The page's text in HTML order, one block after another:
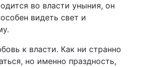
во власти уныния, он
видеть свет и
к власти. Как ни странно
но именно праздность,